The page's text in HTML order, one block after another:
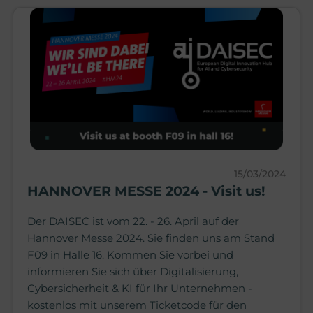
15/03/2024
HANNOVER MESSE 2024 - Visit us!
Der DAISEC ist vom 22. - 26. April auf der
Hannover Messe 2024. Sie finden uns am Stand
F09 in Halle 16. Kommen Sie vorbei und
informieren Sie sich über Digitalisierung,
Cybersicherheit & KI für Ihr Unternehmen -
kostenlos mit unserem Ticketcode für den